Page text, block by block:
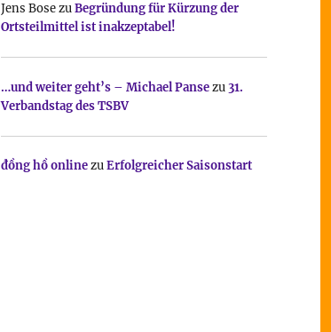
Jens BosezuBegründung für Kürzung der
Ortsteilmittel ist inakzeptabel!
…und weiter geht’s – Michael Pansezu31.
Verbandstag des TSBV
đồng hồ onlinezuErfolgreicher Saisonstart